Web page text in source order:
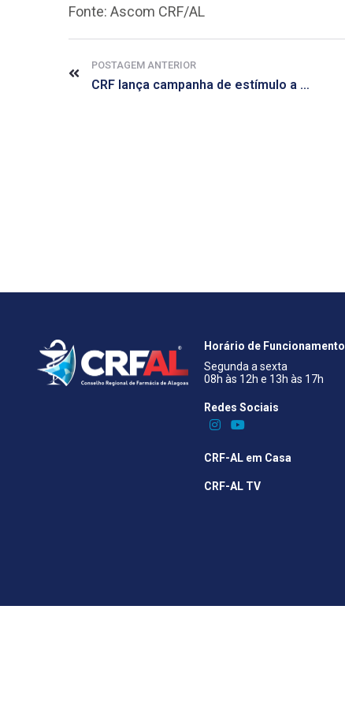
Fonte: Ascom CRF/AL
POSTAGEM ANTERIOR
CRF lança campanha de estímulo a atividade física
Horário de Funcionamento
Segunda a sexta
08h às 12h e 13h às 17h
Redes Sociais​
CRF-AL em Casa
CRF-AL TV